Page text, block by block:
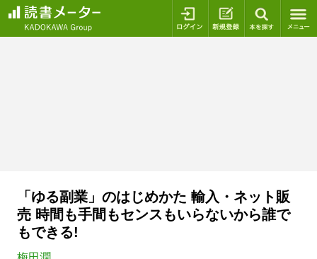
ログイン 新規登録
「ゆる副業」のはじめかた 輸入・ネット販
売 時間も手間もセンスもいらないから誰で
もできる!